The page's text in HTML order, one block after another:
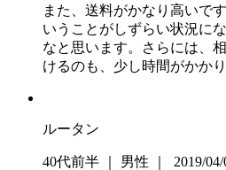
また、送料がかなり高いで
いうことがしずらい状況に
なと思います。さらには、
けるのも、少し時間がかかり
ルータン
40代前半 ｜ 男性 ｜ 2019/04/